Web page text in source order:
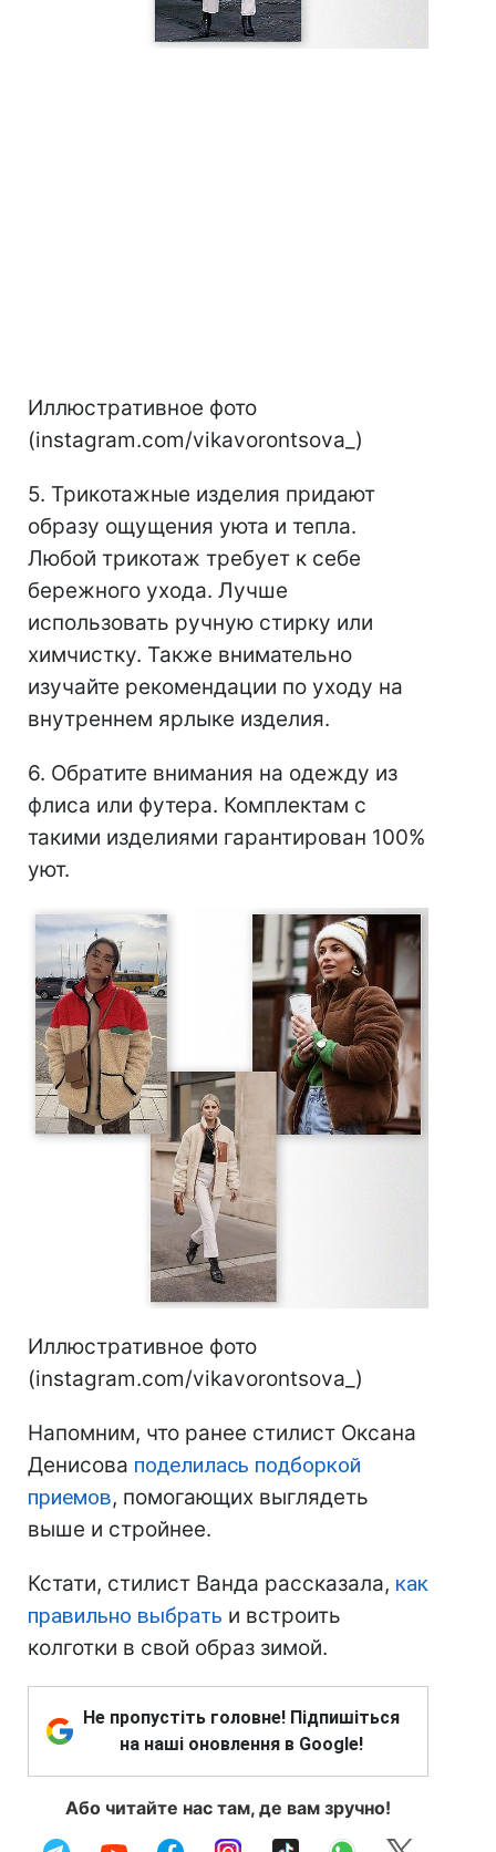
Иллюстративное фото
(instagram.com/vikavorontsova_)
5. Трикотажные изделия придают
образу ощущения уюта и тепла.
Любой трикотаж требует к себе
бережного ухода. Лучше
использовать ручную стирку или
химчистку. Также внимательно
изучайте рекомендации по уходу на
внутреннем ярлыке изделия.
6. Обратите внимания на одежду из
флиса или футера. Комплектам с
такими изделиями гарантирован 100%
уют.
Иллюстративное фото
(instagram.com/vikavorontsova_)
Напомним, что ранее стилист Оксана
Денисова поделилась подборкой
приемов, помогающих выглядеть
выше и стройнее.
Кстати, стилист Ванда рассказала, как
правильно выбрать и встроить
колготки в свой образ зимой.
Не пропустіть головне! Підпишіться
на наші оновлення в Google!
Або читайте нас там, де вам зручно!